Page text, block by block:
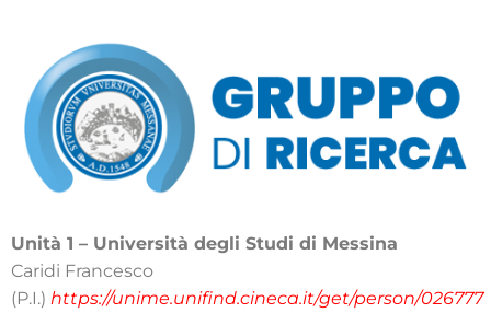
Unità 1 – Università degli Studi di Messina
Caridi Francesco
(P.I.) https://unime.unifind.cineca.it/get/person/026777